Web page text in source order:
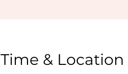
Time & Location